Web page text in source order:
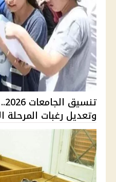
وتعديل رغبات المرحلة